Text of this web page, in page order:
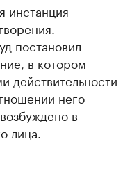
инстанция
постановил
в котором
действительности
него
в
лица.